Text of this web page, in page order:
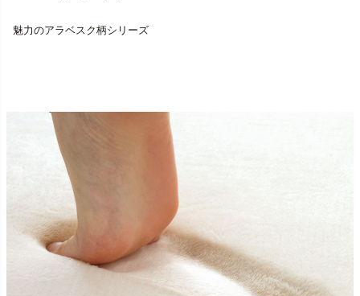
魅力のアラベスク柄シリーズ